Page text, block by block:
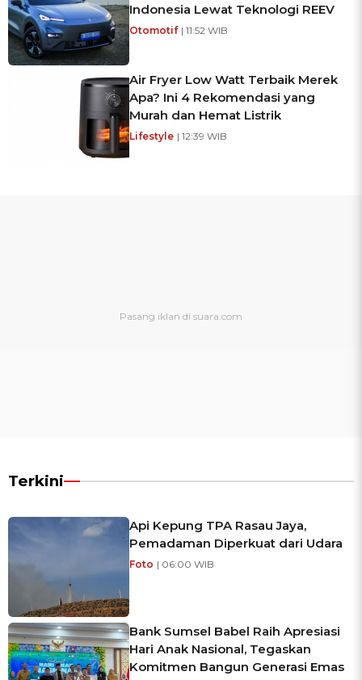
Indonesia Lewat Teknologi REEV
Otomotif | 11:52 WIB
Air Fryer Low Watt Terbaik Merek
Apa? Ini 4 Rekomendasi yang
Murah dan Hemat Listrik
Lifestyle | 12:39 WIB
Terkini
Api Kepung TPA Rasau Jaya,
Pemadaman Diperkuat dari Udara
Foto | 06:00 WIB
Bank Sumsel Babel Raih Apresiasi
Hari Anak Nasional, Tegaskan
Komitmen Bangun Generasi Emas